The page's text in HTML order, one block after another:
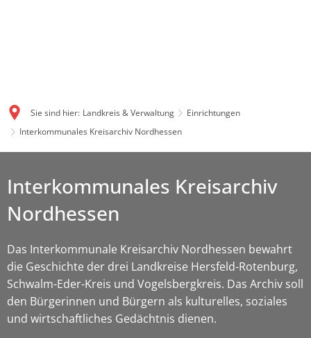
Sie sind hier: Landkreis & Verwaltung
Einrichtungen
Interkommunales Kreisarchiv Nordhessen
Interkommunales Kreisarchiv
Nordhessen
Das Interkommunale Kreisarchiv Nordhessen bewahrt
die Geschichte der drei Landkreise Hersfeld-Rotenburg,
Schwalm-Eder-Kreis und Vogelsbergkreis. Das Archiv soll
den Bürgerinnen und Bürgern als kulturelles, soziales
und wirtschaftliches Gedächtnis dienen.